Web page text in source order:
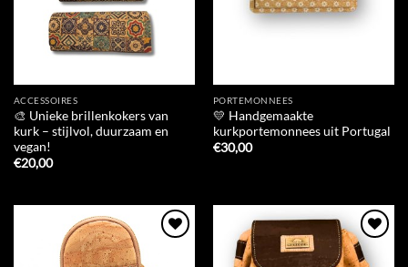
ACCESSOIRES
🎨 Unieke brillenkokers van
kurk – stijlvol, duurzaam en
vegan!
€20,00
PORTEMONNEES
💛 Handgemaakte
kurkportemonnees uit Portugal
€30,00
Add to
Wishlist